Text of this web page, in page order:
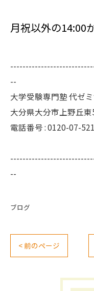
月祝以外の14:00
--
大学受験専門塾 代ゼ
大分県大分市上野丘
電話番号 : 0120-07-
--
ブログ
< 前のページ